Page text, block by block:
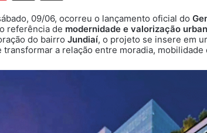
09/06, ocorreu o lançamento oficial do
referência de modernidade e valorização
do bairro Jundiaí, o projeto se insere em
transformar a relação entre moradia, mobilidade